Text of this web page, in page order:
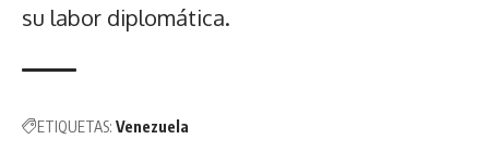
su labor diplomática.
ETIQUETAS: Venezuela